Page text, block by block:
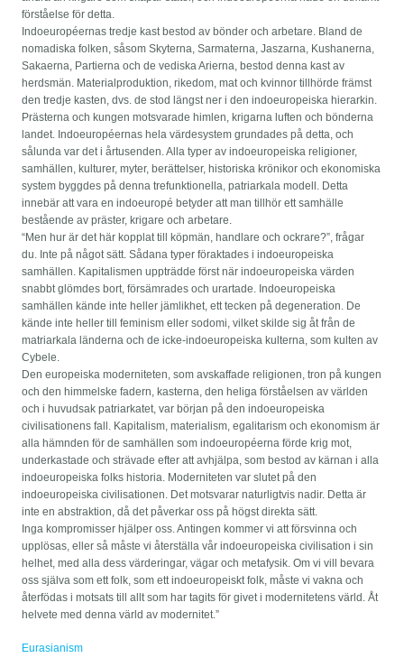
förståelse för detta.
Indoeuropéernas tredje kast bestod av bönder och arbetare. Bland de
nomadiska folken, såsom Skyterna, Sarmaterna, Jaszarna, Kushanerna,
Sakaerna, Partierna och de vediska Arierna, bestod denna kast av
herdsmän. Materialproduktion, rikedom, mat och kvinnor tillhörde främst
den tredje kasten, dvs. de stod längst ner i den indoeuropeiska hierarkin.
Prästerna och kungen motsvarade himlen, krigarna luften och bönderna
landet. Indoeuropéernas hela värdesystem grundades på detta, och
sålunda var det i årtusenden. Alla typer av indoeuropeiska religioner,
samhällen, kulturer, myter, berättelser, historiska krönikor och ekonomiska
system byggdes på denna trefunktionella, patriarkala modell. Detta
innebär att vara en indoeuropé betyder att man tillhör ett samhälle
bestående av präster, krigare och arbetare.
“Men hur är det här kopplat till köpmän, handlare och ockrare?”, frågar
du. Inte på något sätt. Sådana typer föraktades i indoeuropeiska
samhällen. Kapitalismen uppträdde först när indoeuropeiska värden
snabbt glömdes bort, försämrades och urartade. Indoeuropeiska
samhällen kände inte heller jämlikhet, ett tecken på degeneration. De
kände inte heller till feminism eller sodomi, vilket skilde sig åt från de
matriarkala länderna och de icke-indoeuropeiska kulterna, som kulten av
Cybele.
Den europeiska moderniteten, som avskaffade religionen, tron ​​på kungen
och den himmelske fadern, kasterna, den heliga förståelsen av världen
och i huvudsak patriarkatet, var början på den indoeuropeiska
civilisationens fall. Kapitalism, materialism, egalitarism och ekonomism är
alla hämnden för de samhällen som indoeuropéerna förde krig mot,
underkastade och strävade efter att avhjälpa, som bestod av kärnan i alla
indoeuropeiska folks historia. Moderniteten var slutet på den
indoeuropeiska civilisationen. Det motsvarar naturligtvis nadir. Detta är
inte en abstraktion, då det påverkar oss på högst direkta sätt.
Inga kompromisser hjälper oss. Antingen kommer vi att försvinna och
upplösas, eller så måste vi återställa vår indoeuropeiska civilisation i sin
helhet, med alla dess värderingar, vägar och metafysik. Om vi vill bevara
oss själva som ett folk, som ett indoeuropeiskt folk, måste vi vakna och
återfödas i motsats till allt som har tagits för givet i modernitetens värld. Åt
helvete med denna värld av modernitet.”
Eurasianism